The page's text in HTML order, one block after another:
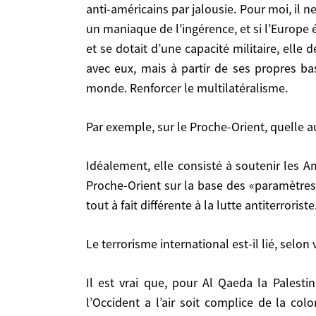
anti-américains par jalousie. Pour moi, il
un maniaque de l’ingérence, et si
et se dotait d’une capacité militaire, elle
avec eux, mais à partir de ses propres
monde. Renforcer le multilatéralisme.
Par exemple, sur le Proche-Orient, quelle
Idéalement, elle consisté à soutenir les Américains en Afghanistan; ne pas faire cette guerre en Irak; chercher à imposer et à garantir la paix au
Proche-Orient sur la base des
tout à fait différente à la lutte
Le terrorisme international est-il lié, selon
Il est vrai que, pour Al Qaeda la Palestine comte moins que l’Arabie Saoudite. Mais il faut envisager l’affaire dans un autre sens. Tant que
l’Occident a l’air soit complice de la
elle devrait agir autrement en Afrique, en Irak
Donc, sortir de l’impuissance. Ne pas faire
Par exemple, sur le Proche-Orient, quelle aurait
Orient sur la base des «paramètres de
différente à la lutte antiterroriste.
Le terrorisme international est-il lié, selon
évidemment de solution politique au
coup le terrorisme, mais cette lut aurait lieu
pourraient pas faire n’importe quoi.